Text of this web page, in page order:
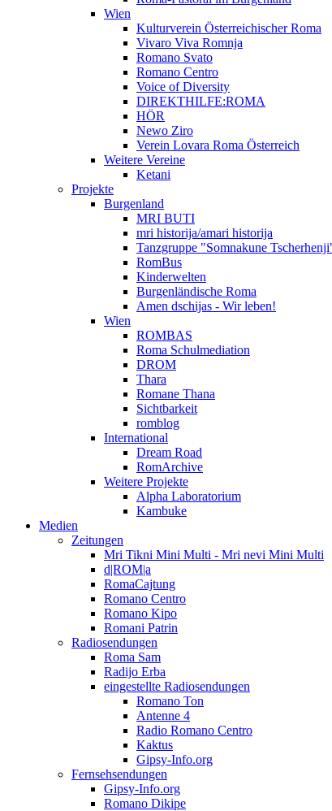
Wien
Kulturverein Österreichischer Roma
Vivaro Viva Romnja
Romano Svato
Romano Centro
Voice of Diversity
DIREKTHILFE:ROMA
HÖR
Newo Ziro
Verein Lovara Roma Österreich
Weitere Vereine
Ketani
Projekte
Burgenland
MRI BUTI
mri historija/amari historija
Tanzgruppe "Somnakune
RomBus
Kinderwelten
Burgenländische Roma
Amen dschijas - Wir leben!
Wien
ROMBAS
Roma Schulmediation
DROM
Thara
Romane Thana
Sichtbarkeit
romblog
International
Dream Road
RomArchive
Weitere Projekte
Alpha Laboratorium
Kambuke
Medien
Zeitungen
Mri Tikni Mini Multi - Mri nevi Mini Multi
d|ROM|a
RomaCajtung
Romano Centro
Romano Kipo
Romani Patrin
Radiosendungen
Roma Sam
Radijo Erba
eingestellte Radiosendungen
Romano Ton
Antenne 4
Radio Romano Centro
Kaktus
Gipsy-Info.org
Fernsehsendungen
Gipsy-Info.org
Romano Dikipe